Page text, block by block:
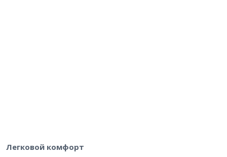
Легковой комфорт